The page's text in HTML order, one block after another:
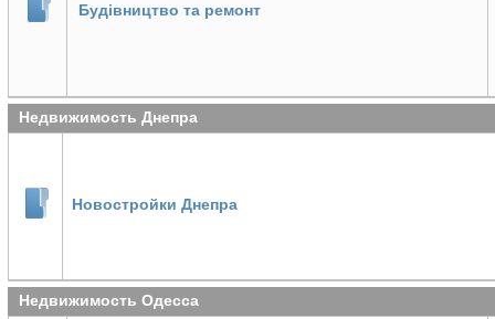
Будівництво та ремонт
Недвижимость Днепра
Новостройки Днепра
Недвижимость Одесса